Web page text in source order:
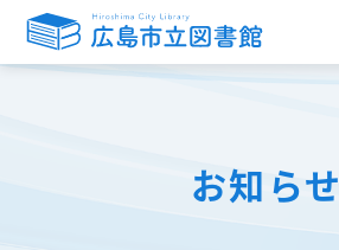
お知らせ